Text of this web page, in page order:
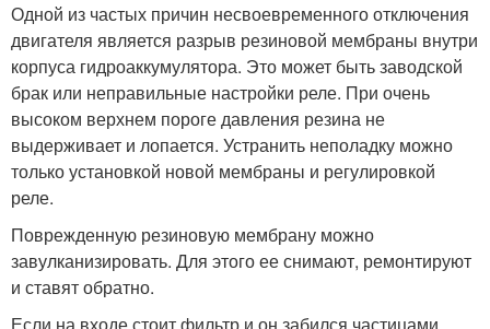
Одной из частых причин несвоевременного отключения
двигателя является разрыв резиновой мембраны внутри
корпуса гидроаккумулятора. Это может быть заводской
брак или неправильные настройки реле. При очень
высоком верхнем пороге давления резина не
выдерживает и лопается. Устранить неполадку можно
только установкой новой мембраны и регулировкой
реле.
Поврежденную резиновую мембрану можно
завулканизировать. Для этого ее снимают, ремонтируют
и ставят обратно.